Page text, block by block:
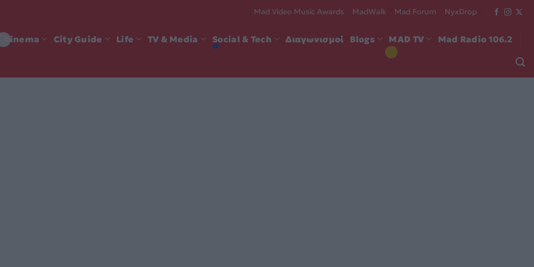
Mad Video Music Awards MadWalk Mad Forum NyxDrop
Cinema City Guide Life TV & Media Social & Tech Διαγωνισμοί Blogs MAD TV Mad Radio 106.2